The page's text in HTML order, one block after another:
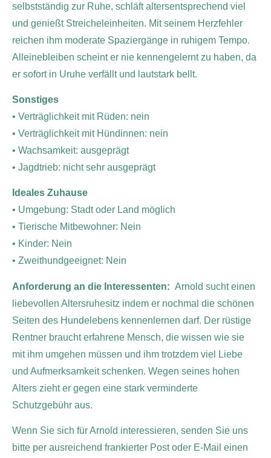
selbstständig zur Ruhe, schläft altersentsprechend viel
und genießt Streicheleinheiten. Mit seinem Herzfehler
reichen ihm moderate Spaziergänge in ruhigem Tempo.
Alleinebleiben scheint er nie kennengelernt zu haben, da
er sofort in Uruhe verfällt und lautstark bellt.
Sonstiges
• Verträglichkeit mit Rüden: nein
• Verträglichkeit mit Hündinnen: nein
• Wachsamkeit: ausgeprägt
• Jagdtrieb: nicht sehr ausgeprägt
Ideales Zuhause
• Umgebung: Stadt oder Land möglich
• Tierische Mitbewohner: Nein
• Kinder: Nein
• Zweithundgeeignet: Nein
Anforderung an die Interessenten: Arnold sucht einen
liebevollen Altersruhesitz indem er nochmal die schönen
Seiten des Hundelebens kennenlernen darf. Der rüstige
Rentner braucht erfahrene Mensch, die wissen wie sie
mit ihm umgehen müssen und ihm trotzdem viel Liebe
und Aufmerksamkeit schenken. Wegen seines hohen
Alters zieht er gegen eine stark verminderte
Schutzgebühr aus.
Wenn Sie sich für Arnold interessieren, senden Sie uns
bitte per ausreichend frankierter Post oder E-Mail einen